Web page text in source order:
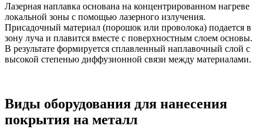
Лазерная наплавка основана на концентрированном нагреве
локальной зоны с помощью лазерного излучения.
Присадочный материал (порошок или проволока) подается в
зону луча и плавится вместе с поверхностным слоем основы.
В результате формируется сплавленный наплавочный слой с
высокой степенью диффузионной связи между материалами.
Виды оборудования для нанесения
покрытия на металл